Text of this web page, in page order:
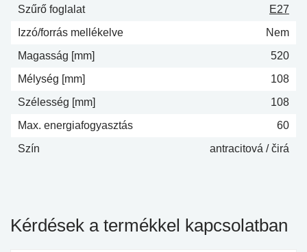
Szűrő foglalat
E27
Izzó/forrás mellékelve
Nem
Magasság [mm]
520
Mélység [mm]
108
Szélesség [mm]
108
Max. energiafogyasztás
60
Szín
antracitová / čirá
Kérdések a termékkel kapcsolatban